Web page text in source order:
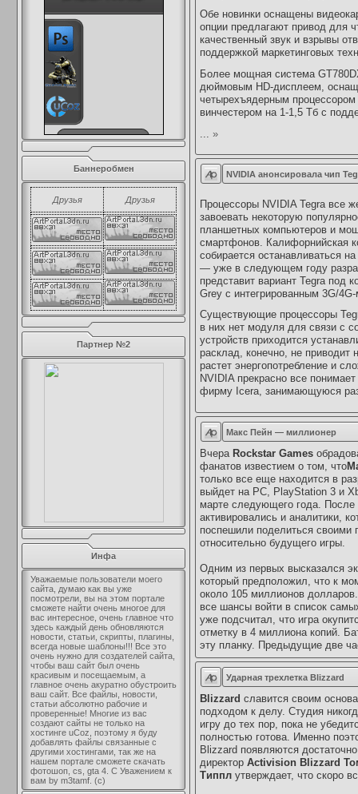
Баннеробмен
Друзья Друзья
Партнер №2
Инфа
Уважаемые пользователи моего
сайта, думаю как вы уже
посмотрели, вы на этом портале
сможете найти очень многое для
вас интересное, очень главное что
здесь каждый день обновляются
новости, статьи, скрипты, плагины,
всегда новые шаблоны!!! Все это
очень нужно для создателей сайта,
чтобы ваш сайт был очень
красивым и посещаемым, а
главное очень акуратно обустроить
ваш сайт. Все файлы, новости,
статьи абсолютно рабочие и
проверенные! Многие из вас
создают сайты не только на
хостинге uCoz, поэтому я буду
добавлять файлы связанные с
другими хостингами, так же на
нашем портале сможете скачать
фотошоп, cs, gta 4. С Уважением к
вам by m3tamf. (с)
Обе новинки оснащены
опции предлагают привод для
качественный звук и взрывы
поддержкой маркетинговых
Более мощная система
дюймовым HD-дисплеем,
четырехъядерным
винчестером на 1-1,5 Тб с
»
NVIDIA анонсировала чип
Процессоры NVIDIA Tegra все
завоевать некоторую
планшетных компьютеров и
смартфонов. Калифорнийская
собирается останавливаться
— уже в следующем году
представит вариант Tegra под
Grey с интегрированным 3G/
Существующие процессоры
в них нет модуля для связи с
устройств приходится
расклад, конечно, не
растет энергопотребление и
NVIDIA прекрасно все
фирму Icera, занимающуюся
Макс Пейн — миллионер
Вчера Rockstar Games
фанатов известием о том, что
только все еще находится в
выйдет на РС, PlayStation 3 и
марте следующего года. После
активировались и аналитики,
поспешили поделиться своими
относительно будущего игры.
Одним из первых высказался
который предположил, что к
около 105 миллионов
все шансы войти в список
уже подсчитал, что игра
отметку в 4 миллиона копий.
эту планку. Предыдущие две
Ударная трехлетка Blizzard
Blizzard славится своим
подходом к делу. Студия
игру до тех пор, пока не
полностью готова. Именно
Blizzard появляются
директор Activision Blizzard
Типпл утверждает, что скоро